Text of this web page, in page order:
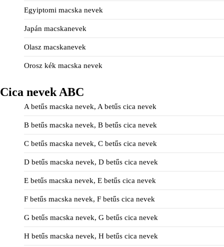
Egyiptomi macska nevek
Japán macskanevek
Olasz macskanevek
Orosz kék macska nevek
Cica nevek ABC
A betűs macska nevek, A betűs cica nevek
B betűs macska nevek, B betűs cica nevek
C betűs macska nevek, C betűs cica nevek
D betűs macska nevek, D betűs cica nevek
E betűs macska nevek, E betűs cica nevek
F betűs macska nevek, F betűs cica nevek
G betűs macska nevek, G betűs cica nevek
H betűs macska nevek, H betűs cica nevek